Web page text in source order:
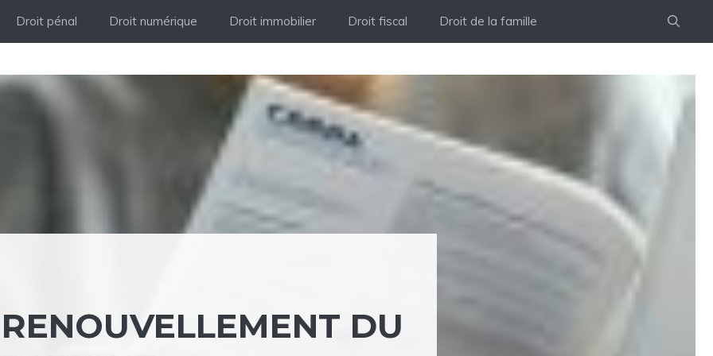
Droit pénal Droit numérique Droit immobilier Droit fiscal Droit de la famille
DU